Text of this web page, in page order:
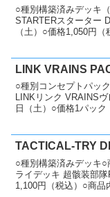
○種別構築済みデッキ
STARTERスターター
（土）○価格1,050円
LINK VRAINS
○種別コンセプトパッ
LINKリンク VRAINS
日（土）○価格1パッ
TACTICAL-TRY
○種別構築済みデッキ○
ライデッキ 超骸装部
1,100円（税込）○商品